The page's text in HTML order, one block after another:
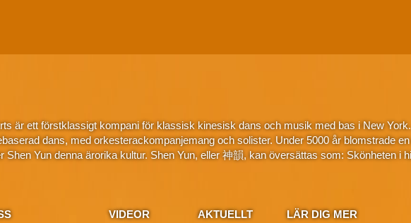
är ett förstklassigt kompani för klassisk kinesisk dans och musik med bas i New
dans, med orkesterackompanjemang och solister. Under 5000 år blomstrade
Shen Yun denna ärorika kultur. Shen Yun, eller 神韻, kan översättas som: Skönheten i
VIDEOR AKTUELLT LÄR DIG MER